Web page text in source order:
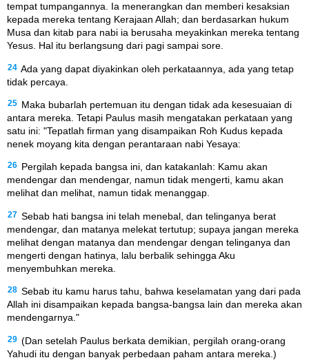
tempat tumpangannya. Ia menerangkan dan memberi kesaksian
kepada mereka tentang Kerajaan Allah; dan berdasarkan hukum
Musa dan kitab para nabi ia berusaha meyakinkan mereka tentang
Yesus. Hal itu berlangsung dari pagi sampai sore.
24 Ada yang dapat diyakinkan oleh perkataannya, ada yang tetap
tidak percaya.
25 Maka bubarlah pertemuan itu dengan tidak ada kesesuaian di
antara mereka. Tetapi Paulus masih mengatakan perkataan yang
satu ini: "Tepatlah firman yang disampaikan Roh Kudus kepada
nenek moyang kita dengan perantaraan nabi Yesaya:
26 Pergilah kepada bangsa ini, dan katakanlah: Kamu akan
mendengar dan mendengar, namun tidak mengerti, kamu akan
melihat dan melihat, namun tidak menanggap.
27 Sebab hati bangsa ini telah menebal, dan telinganya berat
mendengar, dan matanya melekat tertutup; supaya jangan mereka
melihat dengan matanya dan mendengar dengan telinganya dan
mengerti dengan hatinya, lalu berbalik sehingga Aku
menyembuhkan mereka.
28 Sebab itu kamu harus tahu, bahwa keselamatan yang dari pada
Allah ini disampaikan kepada bangsa-bangsa lain dan mereka akan
mendengarnya."
29 (Dan setelah Paulus berkata demikian, pergilah orang-orang
Yahudi itu dengan banyak perbedaan paham antara mereka.)